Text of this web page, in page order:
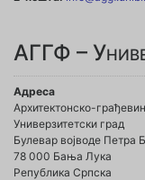
АГГФ –
Адреса
Архитектонско-
Универзитетски град
Булевар војводе Петра
78 000 Бања Лука
Република Српска